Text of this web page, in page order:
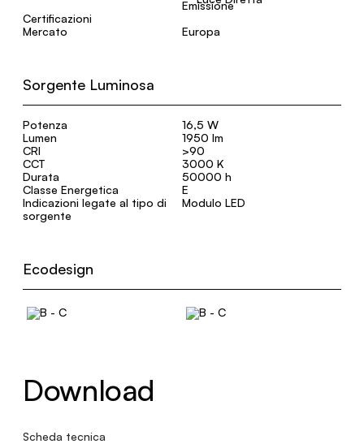
Certificazioni
Mercato
Europa
Sorgente Luminosa
Potenza
16,5 W
Lumen
1950 lm
CRI
>90
CCT
3000 K
Durata
50000 h
Classe Energetica
E
Indicazioni legate al tipo di
sorgente
Modulo LED
Ecodesign
Download
Scheda tecnica